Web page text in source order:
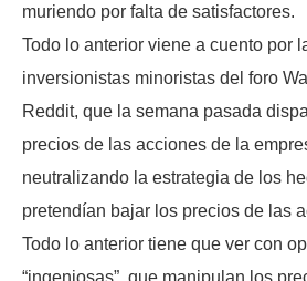
muriendo por falta de satisfactores.
Todo lo anterior viene a cuento por
inversionistas minoristas del foro
Reddit, que la semana pasada
precios de las acciones de la
neutralizando la estrategia de los
pretendían bajar los precios de las
Todo lo anterior tiene que ver con
“ingeniosas”, que manipulan los